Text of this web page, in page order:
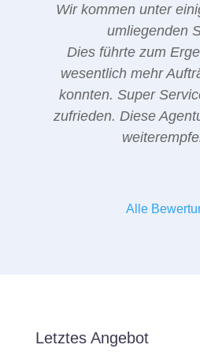
Wir kommen unter
umliegenden
Dies führte zum
wesentlich mehr
konnten. Super
zufrieden. Diese
Alle
Letztes Angebot